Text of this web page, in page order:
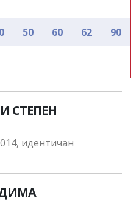
50 60 62 90
СТЕПЕН
идентичан